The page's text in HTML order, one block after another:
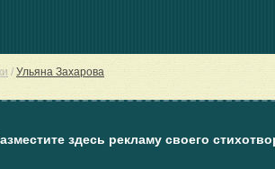
/ Ульяна Захарова
здесь рекламу своего